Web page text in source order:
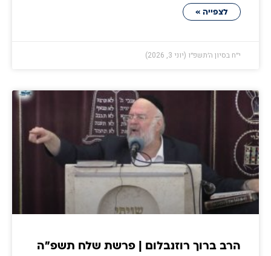
לצפייה »
י״ח בסיון ה׳תשפ״ו (יוני 3, 2026)
הרב ברוך רוזנבלום | פרשת שלח תשפ״ה